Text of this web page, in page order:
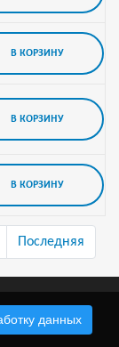
В КОРЗИНУ
В КОРЗИНУ
В КОРЗИНУ
Последняя
данных